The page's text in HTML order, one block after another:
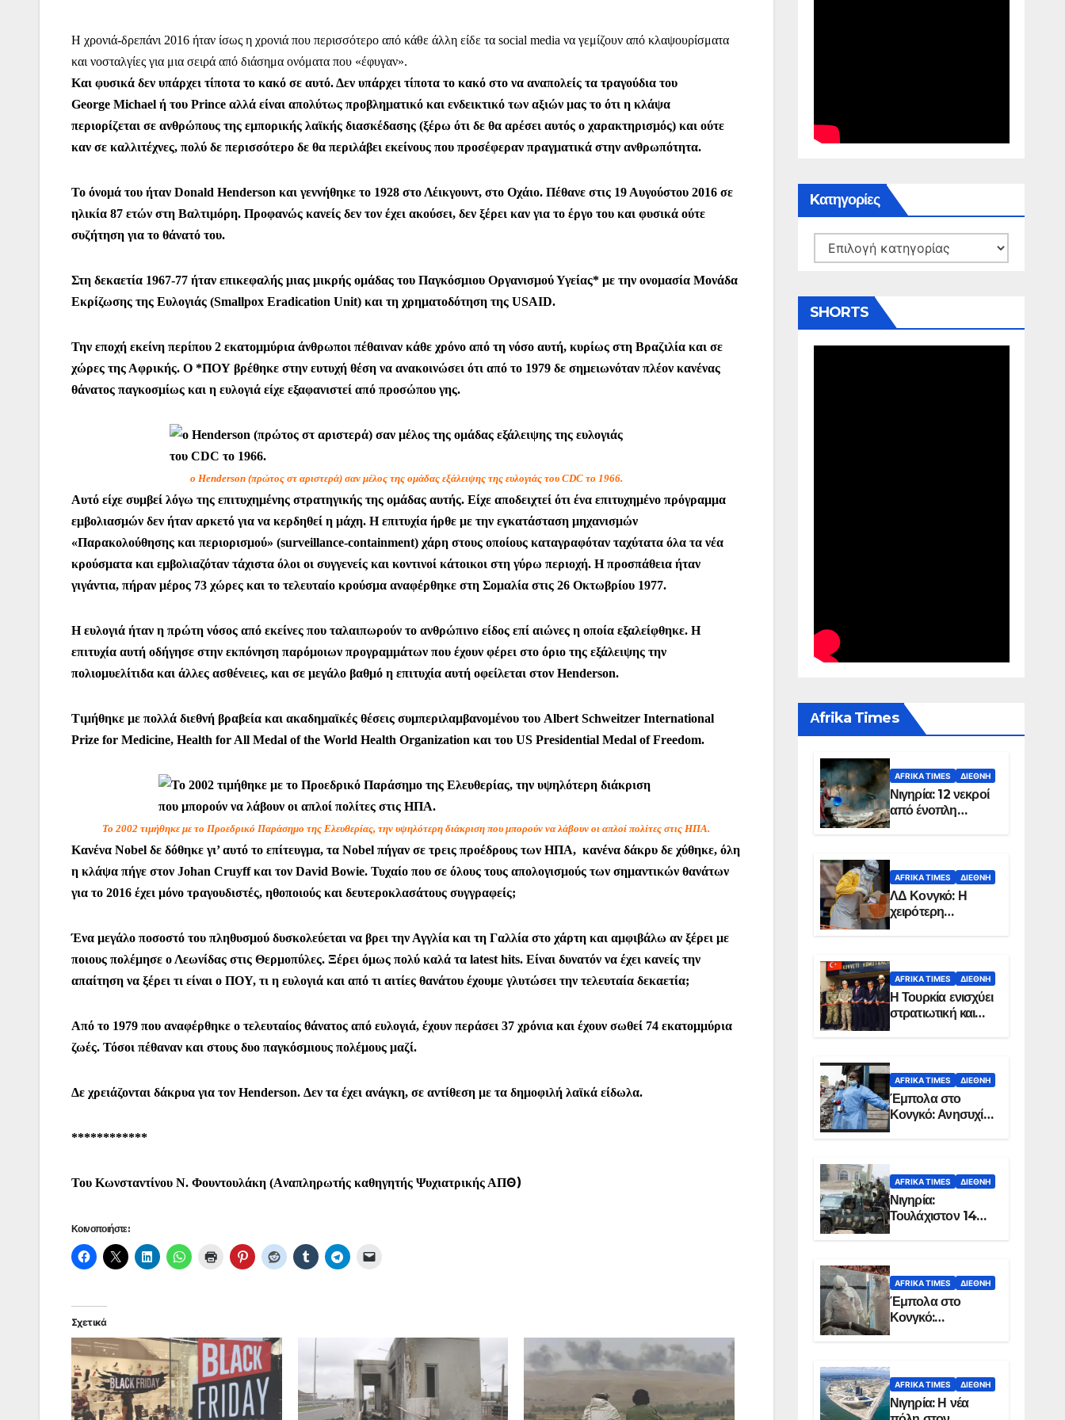
e
b
o
o
k
er s
A
p
p
l
e
st
s
e
n
g
er
gr
a
m
α
τε
ίτ
ε
Η χρονιά-δρεπάνι 2016 ήταν ίσως η χρονιά που περισσότερο από κάθε άλλη είδε τα social media να γεμίζουν από κλαψουρίσματα
και νοσταλγίες για μια σειρά από διάσημα ονόματα που «έφυγαν».
Και φυσικά δεν υπάρχει τίποτα το κακό σε αυτό. Δεν υπάρχει τίποτα το κακό στο να αναπολείς τα τραγούδια του
George Michael ή του Prince αλλά είναι απολύτως προβληματικό και ενδεικτικό των αξιών μας το ότι η κλάψα
περιορίζεται σε ανθρώπους της εμπορικής λαϊκής διασκέδασης (ξέρω ότι δε θα αρέσει αυτός ο χαρακτηρισμός) και ούτε
καν σε καλλιτέχνες, πολύ δε περισσότερο δε θα περιλάβει εκείνους που προσέφεραν πραγματικά στην ανθρωπότητα.
Το όνομά του ήταν Donald Henderson και γεννήθηκε το 1928 στο Λέικγουντ, στο Οχάιο. Πέθανε στις 19 Αυγούστου 2016 σε
ηλικία 87 ετών στη Βαλτιμόρη. Προφανώς κανείς δεν τον έχει ακούσει, δεν ξέρει καν για το έργο του και φυσικά ούτε
συζήτηση για το θάνατό του.
Στη δεκαετία 1967-77 ήταν επικεφαλής μιας μικρής ομάδας του Παγκόσμιου Οργανισμού Υγείας* με την ονομασία Μονάδα
Εκρίζωσης της Ευλογιάς (Smallpox Eradication Unit) και τη χρηματοδότηση της USAID.
Την εποχή εκείνη περίπου 2 εκατομμύρια άνθρωποι πέθαιναν κάθε χρόνο από τη νόσο αυτή, κυρίως στη Βραζιλία και σε
χώρες της Αφρικής. Ο *ΠΟΥ βρέθηκε στην ευτυχή θέση να ανακοινώσει ότι από το 1979 δε σημειωνόταν πλέον κανένας
θάνατος παγκοσμίως και η ευλογιά είχε εξαφανιστεί από προσώπου γης.
o Henderson (πρώτος στ αριστερά) σαν μέλος της ομάδας εξάλειψης της ευλογιάς του CDC το 1966.
Αυτό είχε συμβεί λόγω της επιτυχημένης στρατηγικής της ομάδας αυτής. Είχε αποδειχτεί ότι ένα επιτυχημένο πρόγραμμα
εμβολιασμών δεν ήταν αρκετό για να κερδηθεί η μάχη. Η επιτυχία ήρθε με την εγκατάσταση μηχανισμών
«Παρακολούθησης και περιορισμού» (surveillance-containment) χάρη στους οποίους καταγραφόταν ταχύτατα όλα τα νέα
κρούσματα και εμβολιαζόταν τάχιστα όλοι οι συγγενείς και κοντινοί κάτοικοι στη γύρω περιοχή. Η προσπάθεια ήταν
γιγάντια, πήραν μέρος 73 χώρες και το τελευταίο κρούσμα αναφέρθηκε στη Σομαλία στις 26 Οκτωβρίου 1977.
Η ευλογιά ήταν η πρώτη νόσος από εκείνες που ταλαιπωρούν το ανθρώπινο είδος επί αιώνες η οποία εξαλείφθηκε. Η
επιτυχία αυτή οδήγησε στην εκπόνηση παρόμοιων προγραμμάτων που έχουν φέρει στο όριο της εξάλειψης την
πολιομυελίτιδα και άλλες ασθένειες, και σε μεγάλο βαθμό η επιτυχία αυτή οφείλεται στον Henderson.
Τιμήθηκε με πολλά διεθνή βραβεία και ακαδημαϊκές θέσεις συμπεριλαμβανομένου του Albert Schweitzer International
Prize for Medicine, Health for All Medal of the World Health Organization και του US Presidential Medal of Freedom.
Το 2002 τιμήθηκε με το Προεδρικό Παράσημο της Ελευθερίας, την υψηλότερη διάκριση που μπορούν να λάβουν οι απλοί πολίτες στις ΗΠΑ.
Κανένα Nobel δε δόθηκε γι’ αυτό το επίτευγμα, τα Nobel πήγαν σε τρεις προέδρους των ΗΠΑ, κανένα δάκρυ δε χύθηκε, όλη
η κλάψα πήγε στον Johan Cruyff και τον David Bowie. Τυχαίο που σε όλους τους απολογισμούς των σημαντικών θανάτων
για το 2016 έχει μόνο τραγουδιστές, ηθοποιούς και δευτεροκλασάτους συγγραφείς;
Ένα μεγάλο ποσοστό του πληθυσμού δυσκολεύεται να βρει την Αγγλία και τη Γαλλία στο χάρτη και αμφιβάλω αν ξέρει με
ποιους πολέμησε ο Λεωνίδας στις Θερμοπύλες. Ξέρει όμως πολύ καλά τα latest hits. Είναι δυνατόν να έχει κανείς την
απαίτηση να ξέρει τι είναι ο ΠΟΥ, τι η ευλογιά και από τι αιτίες θανάτου έχουμε γλυτώσει την τελευταία δεκαετία;
Από το 1979 που αναφέρθηκε ο τελευταίος θάνατος από ευλογιά, έχουν περάσει 37 χρόνια και έχουν σωθεί 74 εκατομμύρια
ζωές. Τόσοι πέθαναν και στους δυο παγκόσμιους πολέμους μαζί.
Δε χρειάζονται δάκρυα για τον Henderson. Δεν τα έχει ανάγκη, σε αντίθεση με τα δημοφιλή λαϊκά είδωλα.
************
Του Κωνσταντίνου Ν. Φουντουλάκη (Aναπληρωτής καθηγητής Ψυχιατρικής ΑΠΘ)
Κοινοποιήστε:
Σχετικά
Kατηγορίες
Kατηγορίες
SHORTS
Αfrika Times
AFRIKA TIMES ΔΙΕΘΝΉ
Νιγηρία: 12 νεκροί
από ένοπλη
επίθεση σε χωριό
AFRIKA TIMES ΔΙΕΘΝΉ
ΛΔ Κονγκό: Η
χειρότερη
επιδημία Έμπολα
χώρας
AFRIKA TIMES ΔΙΕΘΝΉ
Η Τουρκία ενισχύει
στρατιωτική και
ενεργειακή
Σομαλία
AFRIKA TIMES ΔΙΕΘΝΉ
Έμπολα στο
Κονγκό: Ανησυχία
για τη μεγάλη
AFRIKA TIMES ΔΙΕΘΝΉ
Νιγηρία:
Τουλάχιστον 14
νεκροί από
στην Οτούκπο
AFRIKA TIMES ΔΙΕΘΝΉ
Έμπολα στο
Κονγκό:
Ξεπέρασαν τους
AFRIKA TIMES ΔΙΕΘΝΉ
Νιγηρία: Η νέα